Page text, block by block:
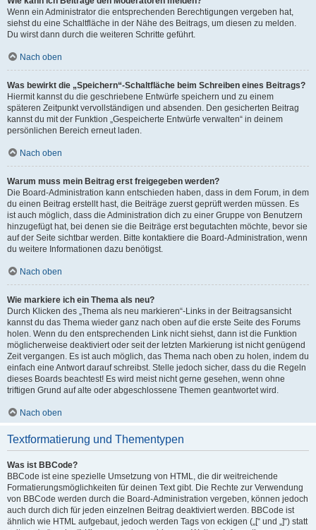
Wenn ein Administrator die entsprechenden Berechtigungen vergeben hat,
siehst du eine Schaltfläche in der Nähe des Beitrags, um diesen zu melden.
Du wirst dann durch die weiteren Schritte geführt.
Nach oben
Was bewirkt die „Speichern“-Schaltfläche beim Schreiben eines Beitrags?
Hiermit kannst du die geschriebene Entwürfe speichern und zu einem
späteren Zeitpunkt vervollständigen und absenden. Den gesicherten Beitrag
kannst du mit der Funktion „Gespeicherte Entwürfe verwalten“ in deinem
persönlichen Bereich erneut laden.
Nach oben
Warum muss mein Beitrag erst freigegeben werden?
Die Board-Administration kann entschieden haben, dass in dem Forum, in dem
du einen Beitrag erstellt hast, die Beiträge zuerst geprüft werden müssen. Es
ist auch möglich, dass die Administration dich zu einer Gruppe von Benutzern
hinzugefügt hat, bei denen sie die Beiträge erst begutachten möchte, bevor sie
auf der Seite sichtbar werden. Bitte kontaktiere die Board-Administration, wenn
du weitere Informationen dazu benötigst.
Nach oben
Wie markiere ich ein Thema als neu?
Durch Klicken des „Thema als neu markieren“-Links in der Beitragsansicht
kannst du das Thema wieder ganz nach oben auf die erste Seite des Forums
holen. Wenn du den entsprechenden Link nicht siehst, dann ist die Funktion
möglicherweise deaktiviert oder seit der letzten Markierung ist nicht genügend
Zeit vergangen. Es ist auch möglich, das Thema nach oben zu holen, indem du
einfach eine Antwort darauf schreibst. Stelle jedoch sicher, dass du die Regeln
dieses Boards beachtest! Es wird meist nicht gerne gesehen, wenn ohne
triftigen Grund auf alte oder abgeschlossene Themen geantwortet wird.
Nach oben
Textformatierung und Thementypen
Was ist BBCode?
BBCode ist eine spezielle Umsetzung von HTML, die dir weitreichende
Formatierungsmöglichkeiten für deinen Text gibt. Die Rechte zur Verwendung
von BBCode werden durch die Board-Administration vergeben, können jedoch
auch durch dich für jeden einzelnen Beitrag deaktiviert werden. BBCode ist
ähnlich wie HTML aufgebaut, jedoch werden Tags von eckigen („[“ und „]“) statt